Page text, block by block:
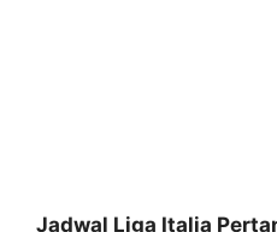
Jadwal Liga Italia